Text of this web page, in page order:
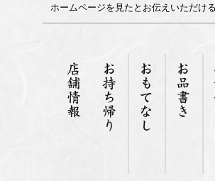
ホームページを見たとお伝えいただけ